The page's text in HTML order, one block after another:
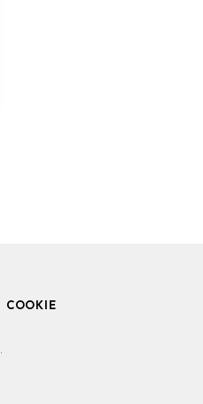
COOKIE
.